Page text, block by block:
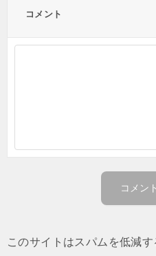
コメント
このサイトはスパムを低減